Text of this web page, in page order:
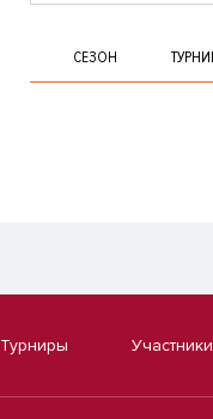
СЕЗОН
Турниры Участники